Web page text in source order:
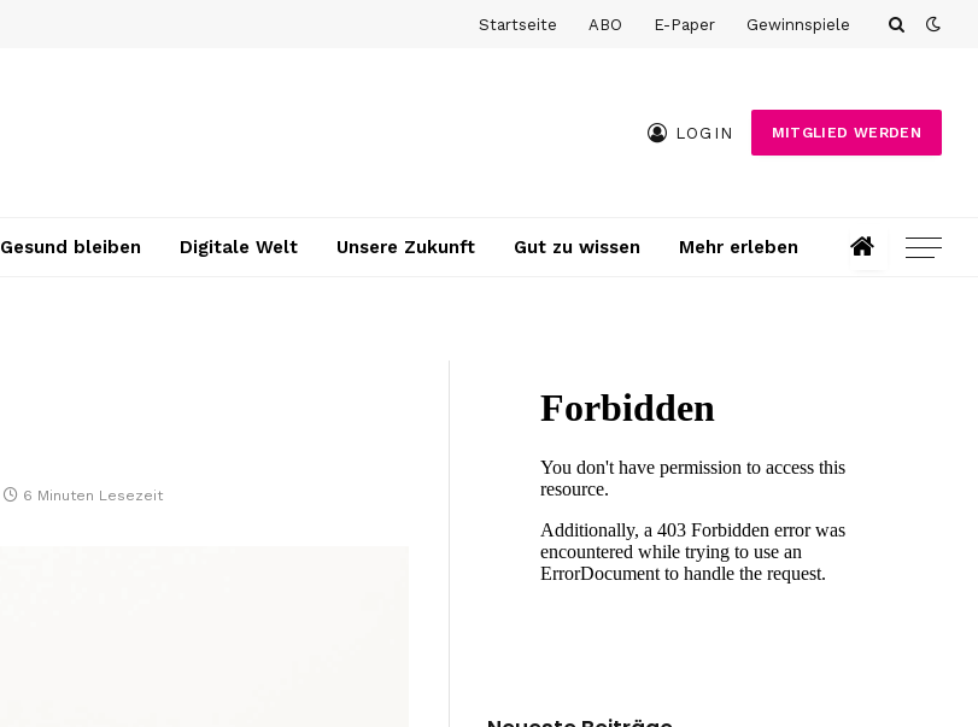
Startseite ABO E-Paper Gewinnspiele
LOGIN MITGLIED WERDEN
Gesund bleiben Digitale Welt Unsere Zukunft Gut zu wissen Mehr erleben
6 Minuten Lesezeit